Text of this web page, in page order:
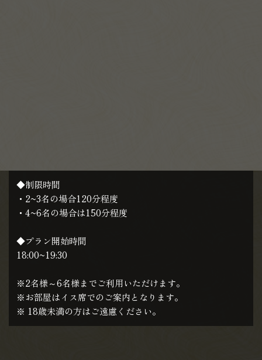
◆制限時間
・2~3名の場合120分程度
・4~6名の場合は150分程度
◆プラン開始時間
18:00~19:30
※2名様～6名様までご利用いただけます。
※お部屋はイス席でのご案内となります。
※ 18歳未満の方はご遠慮ください。